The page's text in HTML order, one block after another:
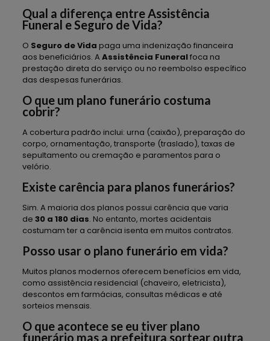
Qual a diferença entre Assistência
Funeral e Seguro de Vida?
O Seguro de Vida paga uma indenização financeira
aos beneficiários. A Assistência Funeralfoca na
prestação direta do serviço ou no reembolso específico
das despesas funerárias.
O que um plano funerário costuma
cobrir?
A cobertura padrão inclui: urna (caixão), preparação do
corpo, ornamentação, transporte (traslado), taxas de
sepultamento ou cremação e paramentos para o
velório.
Existe carência para planos funerários?
Sim. A maioria dos planos possui carência que varia
de 30 a 180 dias. No entanto, mortes acidentais
costumam ter a carência isenta em muitos contratos.
Posso usar o plano funerário em vida?
Muitos planos modernos oferecem benefícios em vida,
como assistência residencial (chaveiro, eletricista),
descontos em farmácias, consultas médicas e até
sorteios mensais.
O que acontece se eu tiver plano
funerário mas a prefeitura sortear outra